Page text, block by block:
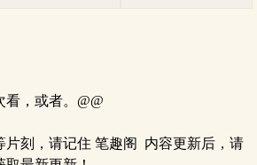
，或者。@@
刻，请记住 笔趣阁 内容更新后，请